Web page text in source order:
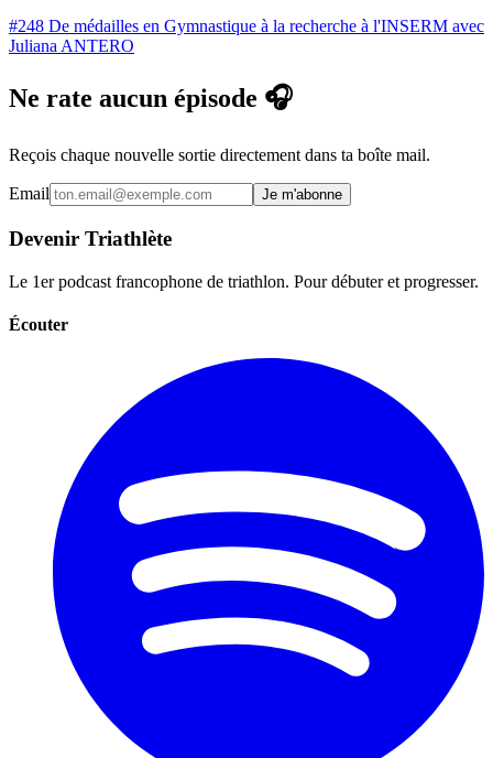
#248 De médailles en Gymnastique à la recherche à l'INSERM avec
Juliana ANTERO
Ne rate aucun épisode 🎧
Reçois chaque nouvelle sortie directement dans ta boîte mail.
Email Je m'abonne
Devenir Triathlète
Le 1er podcast francophone de triathlon. Pour débuter et progresser.
Écouter